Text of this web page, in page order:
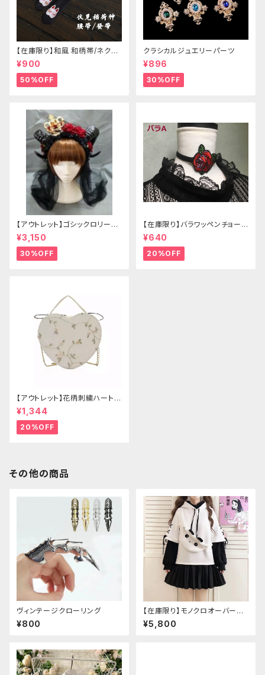
【在庫限り】和風 和柄帯/ネクタ
イ/リボン（狐面/金魚
¥900
50%OFF
クラシカルジュエリーパーツ
¥896
30%OFF
【アウトレット】ゴシックロリータ
ゴールドクラウン＆ホーン(ヴェ
ール付き)
¥3,150
30%OFF
【在庫限り】バラワッペンチョーカ
ー
¥640
20%OFF
【アウトレット】花柄刺繍ハートバ
ッグ
¥1,344
20%OFF
その他の商品
ヴィンテージクローリング
¥800
【在庫限り】モノクロオーバーサ
イズパンダパーカー
¥5,800